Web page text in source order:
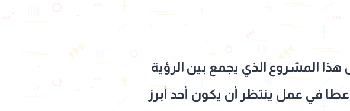
المشروع الذي يجمع بين الرؤية
في عمل ينتظر أن يكون أحد أبرز